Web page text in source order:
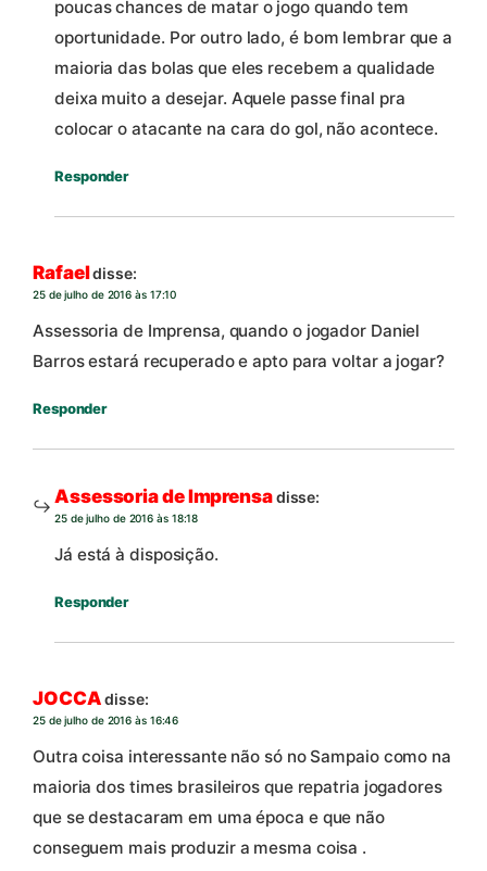
poucas chances de matar o jogo quando tem
oportunidade. Por outro lado, é bom lembrar que a
maioria das bolas que eles recebem a qualidade
deixa muito a desejar. Aquele passe final pra
colocar o atacante na cara do gol, não acontece.
Responder
Rafaeldisse:
25 de julho de 2016 às 17:10
Assessoria de Imprensa, quando o jogador Daniel
Barros estará recuperado e apto para voltar a jogar?
Responder
Assessoria de Imprensadisse:
25 de julho de 2016 às 18:18
Já está à disposição.
Responder
JOCCA disse:
25 de julho de 2016 às 16:46
Outra coisa interessante não só no Sampaio como na
maioria dos times brasileiros que repatria jogadores
que se destacaram em uma época e que não
conseguem mais produzir a mesma coisa .